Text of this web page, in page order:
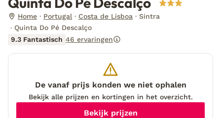
Home Portugal Costa de Lisboa
Sintra
Quinta Do Pé Descalço
9.3 Fantastisch 46 ervaringen
De vanaf prijs konden we niet ophalen
Bekijk alle prijzen en kortingen in het overzicht.
Bekijk prijzen